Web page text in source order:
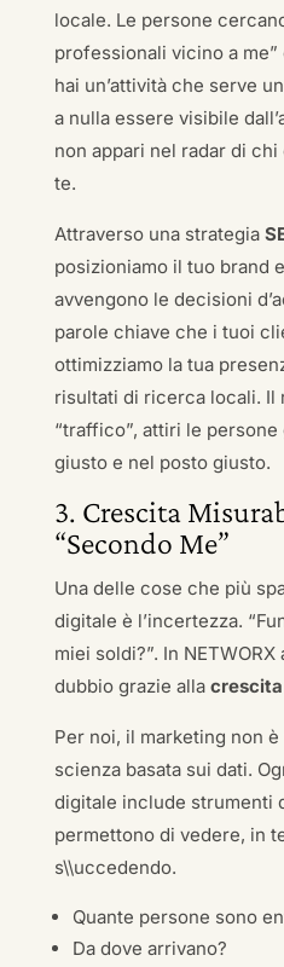
locale. Le persone
professionali vicino a
hai un’attività che serve
a nulla essere visibile
non appari nel radar di
te.
Attraverso una strategia
posizioniamo il tuo brand
avvengono le decisioni
parole chiave che i tuoi
ottimizziamo la tua
risultati di ricerca locali. Il
“traffico”, attiri le
giusto e nel posto giusto.
3. Crescita
“Secondo Me”
Una delle cose che più
digitale è l’incertezza.
miei soldi?”. In
dubbio grazie alla
Per noi, il marketing non è
scienza basata sui dati.
digitale include strumenti
permettono di vedere, in
s\\uccedendo.
Quante persone sono
Da dove arrivano?